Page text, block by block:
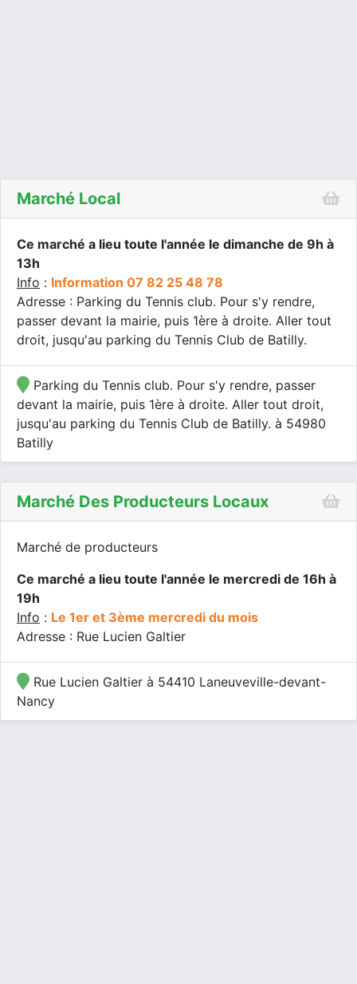
Marché Local
Ce marché a lieu toute l'année le dimanche de 9h à
13h
Info : Information 07 82 25 48 78
Adresse : Parking du Tennis club. Pour s'y rendre,
passer devant la mairie, puis 1ère à droite. Aller tout
droit, jusqu'au parking du Tennis Club de Batilly.
Parking du Tennis club. Pour s'y rendre, passer
devant la mairie, puis 1ère à droite. Aller tout droit,
jusqu'au parking du Tennis Club de Batilly. à 54980
Batilly
Marché Des Producteurs Locaux
Marché de producteurs
Ce marché a lieu toute l'année le mercredi de 16h à
19h
Info : Le 1er et 3ème mercredi du mois
Adresse : Rue Lucien Galtier
Rue Lucien Galtier à 54410 Laneuveville-devant-
Nancy